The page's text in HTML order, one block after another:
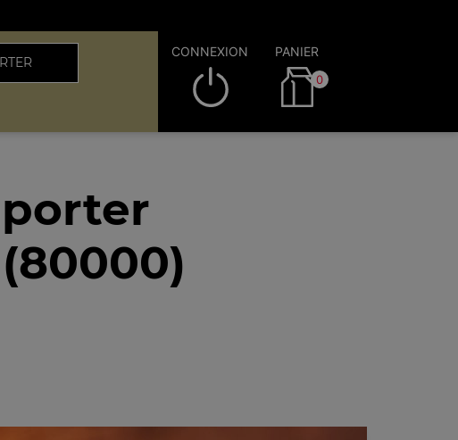
CONNEXION PANIER
0